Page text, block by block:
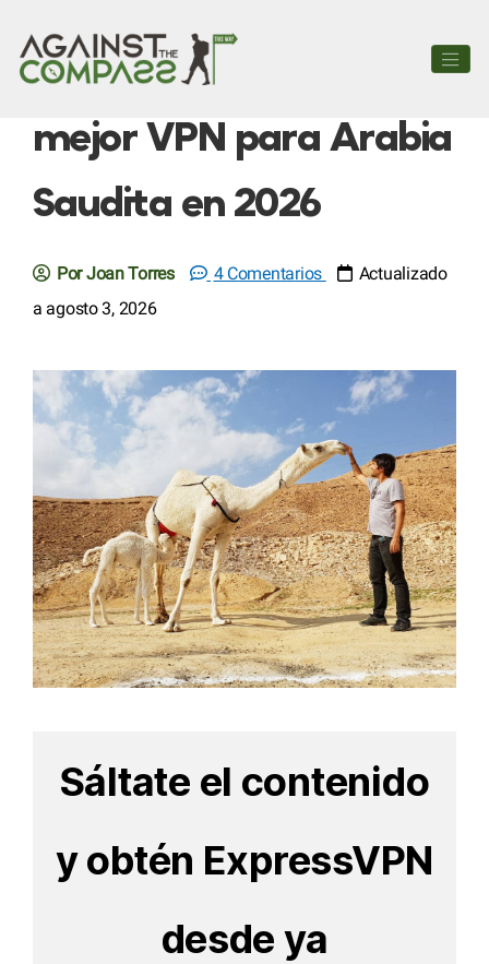
Cómo encontrar la
mejor VPN para Arabia
Saudita en 2026
Por Joan Torres 4 Comentarios
Actualizado
a agosto 3, 2026
Sáltate el contenido
y obtén ExpressVPN
desde ya